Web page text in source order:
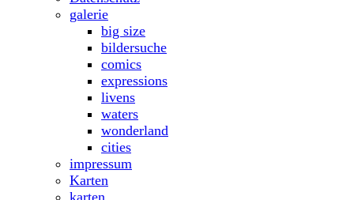
galerie
big size
bildersuche
comics
expressions
livens
waters
wonderland
cities
impressum
Karten